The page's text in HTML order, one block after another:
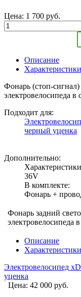
Цена: 1 700 руб.
Описание
Характеристики
Фонарь (стоп-
электровелосипеда в
Подходит для:
черный уценка
Дополнительно:
36V
В комплекте:
Фонарь +
Фонарь задний
электровелосипеда
Описание
Характеристики
Электровелосипед
уценка
Цена: 42 000 руб.